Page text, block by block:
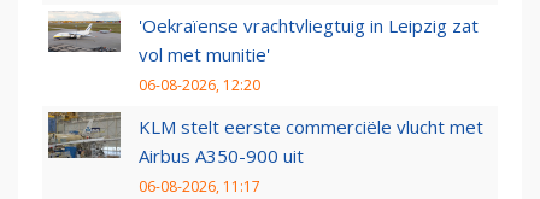
'Oekraïense vrachtvliegtuig in Leipzig zat
vol met munitie'
06-08-2026, 12:20
KLM stelt eerste commerciële vlucht met
Airbus A350-900 uit
06-08-2026, 11:17